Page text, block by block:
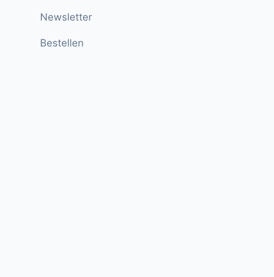
Newsletter
Bestellen